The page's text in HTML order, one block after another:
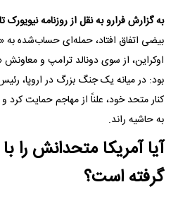
به گزارش فرارو به نقل از روزنامه نیویورک
بیضی اتفاق افتاد، حمله‌ای حساب‌شده به
اوکراین، از سوی دونالد ترامپ و
بود: در میانه یک جنگ بزرگ در اروپا،
کنار متحد خود، علناً از مهاجم حمایت کرد
به حاشیه راند.
آیا آمریکا متحدانش را
گرفته است؟